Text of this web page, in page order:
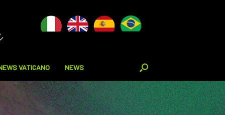
VATICANO NEWS